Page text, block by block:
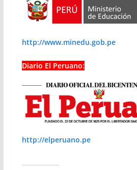
http://www.minedu.gob.pe
Diario El Peruano:
http://elperuano.pe